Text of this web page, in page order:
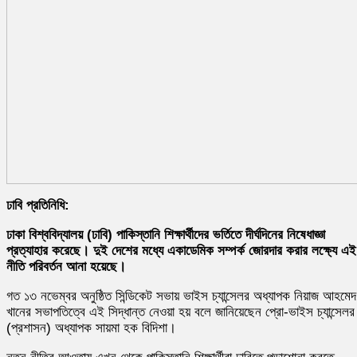
ঢাবি প্রতিনিধি:
ঢাকা বিশ্ববিদ্যালয় (ঢাবি) পাকিস্তানি শিক্ষার্থীদের ভর্তিতে দীর্ঘদিনের নিষেধাজ্ঞা
প্রত্যাহার করেছে। দুই দেশের মধ্যে একাডেমিক সম্পর্ক জোরদার করার লক্ষ্যে এই
নীতি পরিবর্তন আনা হয়েছে।
গত ১৩ নভেম্বর অনুষ্ঠিত সিন্ডিকেট সভায় ভাইস চ্যান্সেলর অধ্যাপক নিয়াজ আহমেদ
খানের সভাপতিত্বে এই সিদ্ধান্ত নেওয়া হয় বলে জানিয়েছেন প্রো-ভাইস চ্যান্সেলর
(প্রশাসন) অধ্যাপক সায়মা হক বিদিশা।